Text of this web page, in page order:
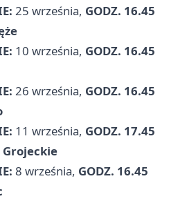
25 września, GODZ. 16.45
10 września, GODZ. 16.45
26 września, GODZ. 16.45
11 września, GODZ. 17.45
Grojeckie
8 września, GODZ. 16.45